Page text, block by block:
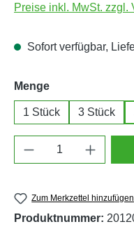
Preise inkl. MwSt. zzgl.
Sofort verfügbar,
Mengeauswählen
1 Stück 3 Stück
Produkt Anzahl:
Zum Merkzettel hinzufügen
Produktnummer: